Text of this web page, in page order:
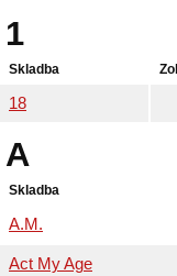
1
Skladba
18
A
Skladba
A.M.
Act My Age